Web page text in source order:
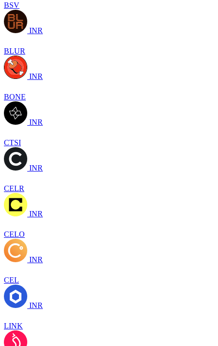
BSV
INR
BLUR
INR
BONE
INR
CTSI
INR
CELR
INR
CELO
INR
CEL
INR
LINK